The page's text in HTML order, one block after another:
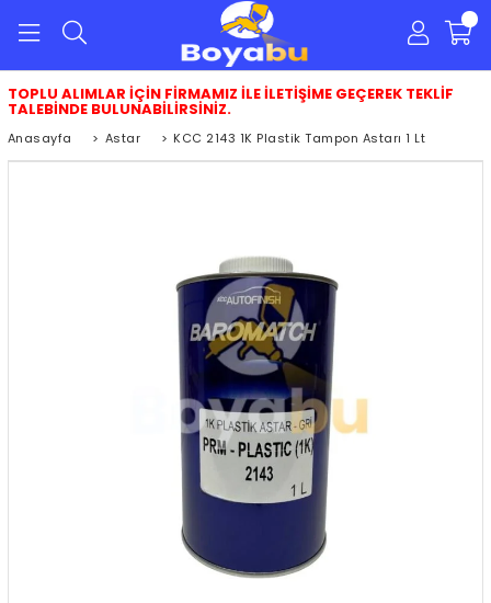
0
TOPLU ALIMLAR İÇİN FİRMAMIZ İLE İLETİŞİME GEÇEREK TEKLİF
TALEBİNDE BULUNABİLİRSİNİZ.
Anasayfa > Astar > KCC 2143 1K Plastik Tampon Astarı 1 Lt